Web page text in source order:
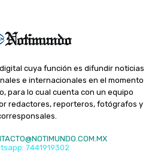
cuya función es difundir noticias
e internacionales en el momento
para lo cual cuenta con un equipo
redactores, reporteros, fotógrafos y
7441919302